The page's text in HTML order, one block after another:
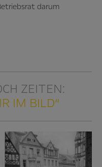
darum
ZEITEN:
IM BILD“